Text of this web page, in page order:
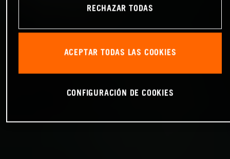
RECHAZAR TODAS
ACEPTAR TODAS LAS COOKIES
CONFIGURACIÓN DE COOKIES